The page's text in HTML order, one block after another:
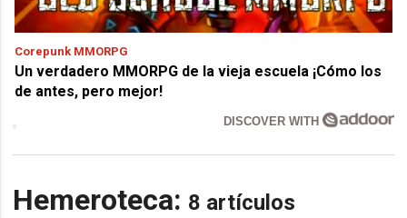
Corepunk MMORPG
Un verdadero MMORPG de la vieja escuela ¡Cómo los
de antes, pero mejor!
DISCOVER WITH
Hemeroteca: 8 artículos